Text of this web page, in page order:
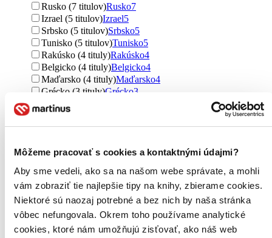
Môžeme pracovať s cookies a kontaktnými údajmi?
Aby sme vedeli, ako sa na našom webe správate, a mohli
vám zobraziť tie najlepšie tipy na knihy, zbierame cookies.
Niektoré sú naozaj potrebné a bez nich by naša stránka
vôbec nefungovala. Okrem toho používame analytické
cookies, ktoré nám umožňujú zisťovať, ako náš web
Rusko (7 titulov)Rusko7
Izrael (5 titulov)Izrael5
Srbsko (5 titulov)Srbsko5
Tunisko (5 titulov)Tunisko5
Rakúsko (4 tituly)Rakúsko4
Belgicko (4 tituly)Belgicko4
Maďarsko (4 tituly)Maďarsko4
Grécko (3 tituly)Grécko3
Poľsko (3 tituly)
Rumunsko (3 tituly)
Španielsko (3 tituly)Španielsko3
Ukrajina (2 tituly)Ukrajina2
Ďalšie možnosti
Autor
Alois Jirásek (45 titulov)Alois Jirásek45
Jiří Kutina (44 titulov) Jiří Kutina
Dušan Kováč (13 titulov) Dušan Kováč13